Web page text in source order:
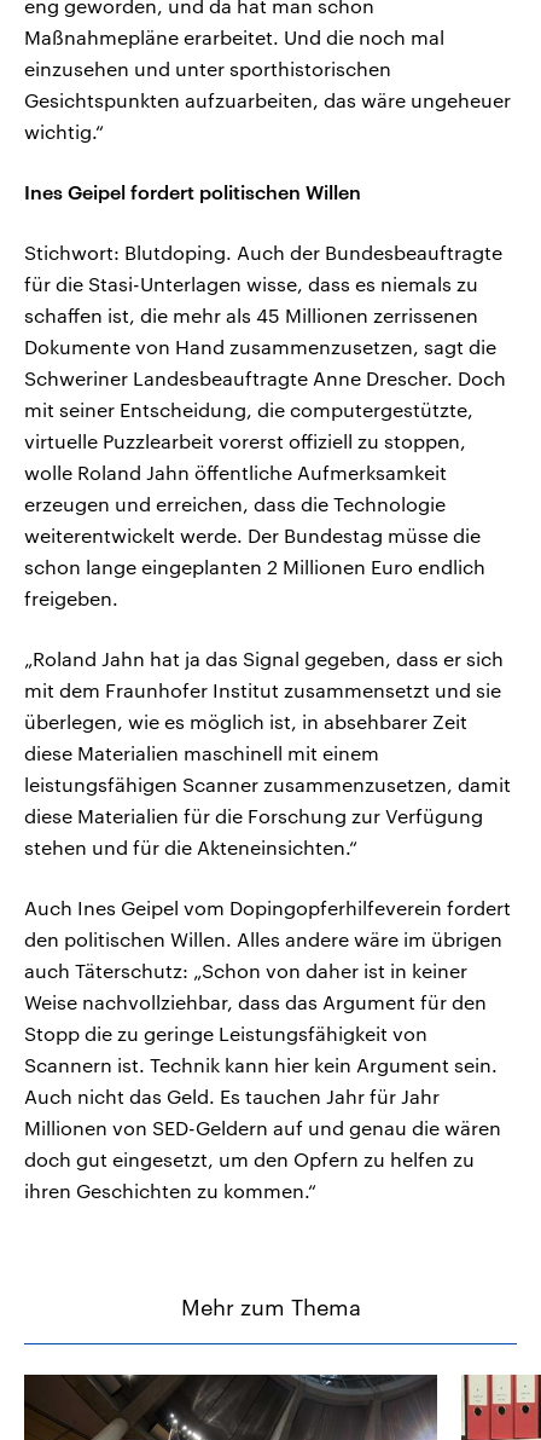
eng geworden, und da hat man schon
Maßnahmepläne erarbeitet. Und die noch mal
einzusehen und unter sporthistorischen
Gesichtspunkten aufzuarbeiten, das wäre ungeheuer
wichtig.“
Ines Geipel fordert politischen Willen
Stichwort: Blutdoping. Auch der Bundesbeauftragte
für die Stasi-Unterlagen wisse, dass es niemals zu
schaffen ist, die mehr als 45 Millionen zerrissenen
Dokumente von Hand zusammenzusetzen, sagt die
Schweriner Landesbeauftragte Anne Drescher. Doch
mit seiner Entscheidung, die computergestützte,
virtuelle Puzzlearbeit vorerst offiziell zu stoppen,
wolle Roland Jahn öffentliche Aufmerksamkeit
erzeugen und erreichen, dass die Technologie
weiterentwickelt werde. Der Bundestag müsse die
schon lange eingeplanten 2 Millionen Euro endlich
freigeben.
„Roland Jahn hat ja das Signal gegeben, dass er sich
mit dem Fraunhofer Institut zusammensetzt und sie
überlegen, wie es möglich ist, in absehbarer Zeit
diese Materialien maschinell mit einem
leistungsfähigen Scanner zusammenzusetzen, damit
diese Materialien für die Forschung zur Verfügung
stehen und für die Akteneinsichten.“
Auch Ines Geipel vom Dopingopferhilfeverein fordert
den politischen Willen. Alles andere wäre im übrigen
auch Täterschutz: „Schon von daher ist in keiner
Weise nachvollziehbar, dass das Argument für den
Stopp die zu geringe Leistungsfähigkeit von
Scannern ist. Technik kann hier kein Argument sein.
Auch nicht das Geld. Es tauchen Jahr für Jahr
Millionen von SED-Geldern auf und genau die wären
doch gut eingesetzt, um den Opfern zu helfen zu
ihren Geschichten zu kommen.“
Mehr zum Thema